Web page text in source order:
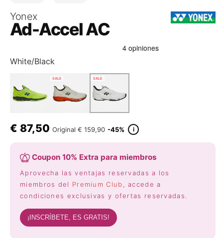
Yonex
Ad-Accel AC
White/Black
SALE SALE
€ 87,50 Original € 159,90 -45% i
Coupon 10% Extra para miembros
Aprovecha las ventajas reservadas a los
miembros del Premium Club, accede a
condiciones exclusivas y ofertas reservadas.
¡INSCRÍBETE, ES GRATIS!